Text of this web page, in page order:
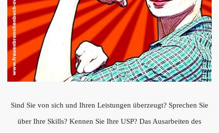
Sind Sie von sich und Ihren Leistungen überzeugt? Sprechen Sie
über Ihre Skills? Kennen Sie Ihre USP? Das Ausarbeiten des